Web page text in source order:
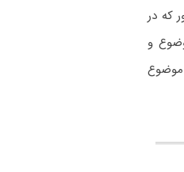
که در
و
موضوع